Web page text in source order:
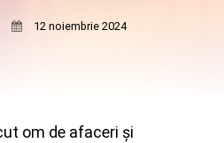
12 noiembrie 2024
om de afaceri și